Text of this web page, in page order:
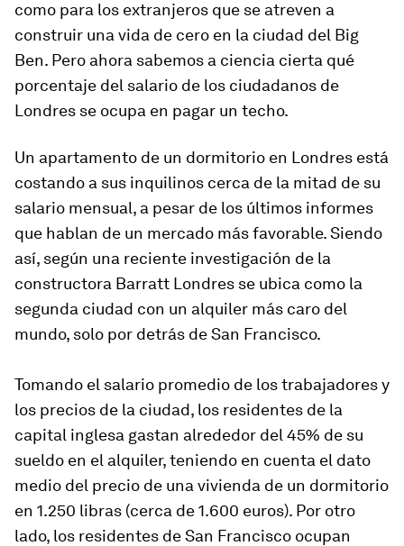
como para los extranjeros que se atreven a
construir una vida de cero en la ciudad del Big
Ben. Pero ahora sabemos a ciencia cierta qué
porcentaje del salario de los ciudadanos de
Londres se ocupa en pagar un techo.
Un apartamento de un dormitorio en Londres está
costando a sus inquilinos cerca de la mitad de su
salario mensual, a pesar de los últimos informes
que hablan de un mercado más favorable. Siendo
así, según una reciente investigación de la
constructora Barratt Londres se ubica como la
segunda ciudad con un alquiler más caro del
mundo, solo por detrás de San Francisco.
Tomando el salario promedio de los trabajadores y
los precios de la ciudad, los residentes de la
capital inglesa gastan alrededor del 45% de su
sueldo en el alquiler, teniendo en cuenta el dato
medio del precio de una vivienda de un dormitorio
en 1.250 libras (cerca de 1.600 euros). Por otro
lado, los residentes de San Francisco ocupan